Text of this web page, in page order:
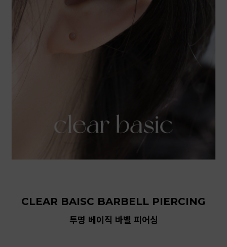
CLEAR BAISC BARBELL PIERCING
투명 베이직 바벨 피어싱